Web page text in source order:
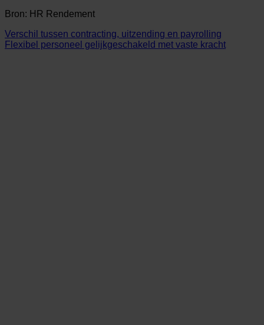
Bron: HR Rendement
Verschil tussen contracting, uitzending en payrolling
Flexibel personeel gelijkgeschakeld met vaste kracht